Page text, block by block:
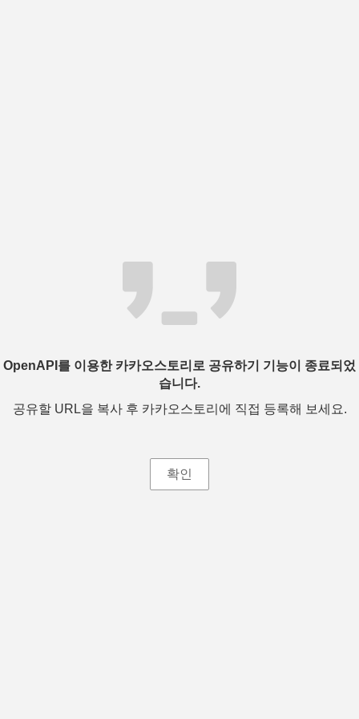
OpenAPI를 이용한 카카오스토리로 공유하기 기능이 종료되었
습니다.
공유할 URL을 복사 후 카카오스토리에 직접 등록해 보세요.
확인